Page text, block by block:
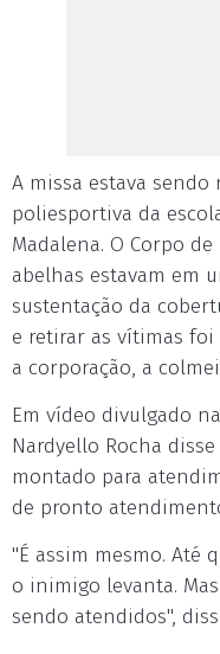
A missa estava sendo
poliesportiva da
Madalena. O Corpo
abelhas estavam em
sustentação da
e retirar as vítimas foi
a corporação, a
Em vídeo divulgado
Nardyello Rocha
montado para
de pronto
"É assim mesmo. Até
o inimigo levanta.
sendo atendidos",